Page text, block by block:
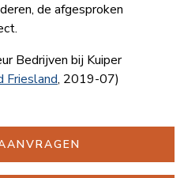
de afgesproken
Bedrijven bij Kuiper
Friesland, 2019-07)